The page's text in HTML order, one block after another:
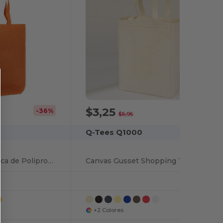
-36%
Bolsa Tote Económica de Polipropileno Resistente
$3,25$5,95
Q-Tees Q1000
Canvas Gusset Shopping Tote Bag
+2 Colores